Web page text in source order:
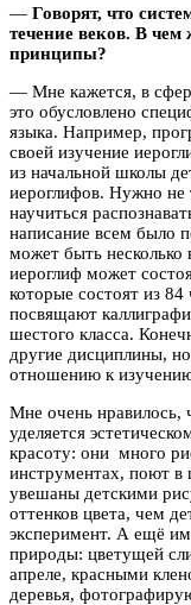
— Говорят, что
течение веков. В чем
принципы?
— Мне кажется, в
это обусловлено
языка. Например,
своей изучение
из начальной школы
иероглифов. Нужно не
научиться
написание всем было
может быть несколько
иероглиф может
которые состоят из
посвящают
шестого класса.
другие дисциплины,
отношению к
Мне очень нравилось,
уделяется
красоту: они много
инструментах, поют
увешаны детскими
оттенков цвета, чем
эксперимент. А ещё
природы: цветущей
апреле, красными
деревья,